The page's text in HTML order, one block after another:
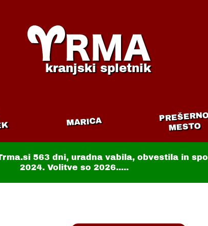
kranjski spletnik
MARICA MESTO
563 dni, uradna vabila, obvestila in
2024. Volitve so 2026.....